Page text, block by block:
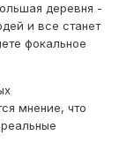
деревня -
и все станет
фокальное
мнение, что